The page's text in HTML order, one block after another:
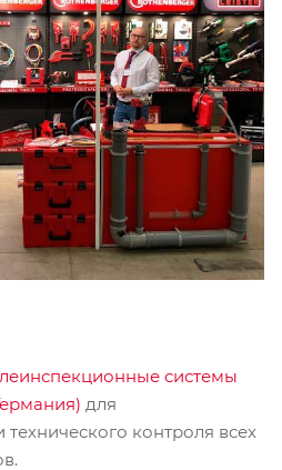
системы
для
контроля всех